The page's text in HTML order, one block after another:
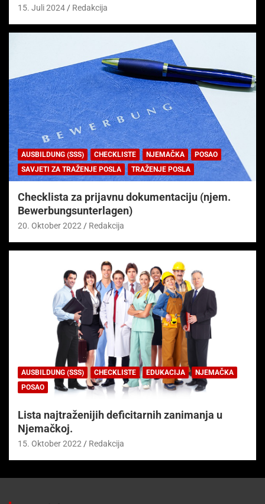
15. Juli 2024 Redakcija
AUSBILDUNG (SSS) CHECKLISTE NJEMAČKA
POSAO
SAVJETI ZA TRAŽENJE POSLA
TRAŽENJE POSLA
Checklista za prijavnu dokumentaciju (njem.
Bewerbungsunterlagen)
20. Oktober 2022 Redakcija
AUSBILDUNG (SSS) CHECKLISTE EDUKACIJA
NJEMAČKA
POSAO
Lista najtraženijih deficitarnih zanimanja u
Njemačkoj.
15. Oktober 2022 Redakcija